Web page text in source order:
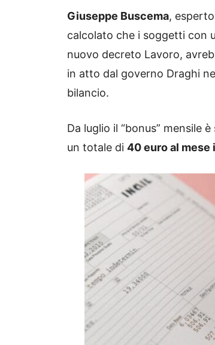
Giuseppe Buscema,
calcolato che i soggetti con
nuovo decreto Lavoro,
in atto dal governo Draghi
bilancio.
Da luglio il “bonus” mensile è
un totale di 40 euro al mese